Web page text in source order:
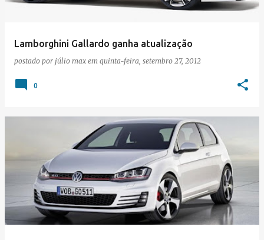
Lamborghini Gallardo ganha atualização
postado por júlio max em quinta-feira, setembro 27, 2012
0